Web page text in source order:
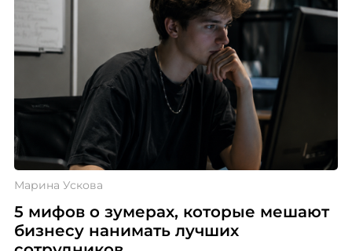
Марина Ускова
5 мифов о зумерах, которые мешают
бизнесу нанимать лучших